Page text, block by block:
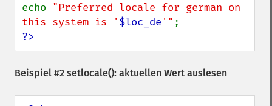
echo "Preferred locale for german on
this system is ' $loc_de '"
?>
Beispiel #2 setlocale(): aktuellen Wert auslesen